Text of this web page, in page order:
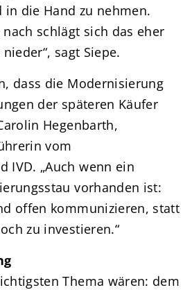
in die Hand zu nehmen.
schlägt sich das eher
sagt Siepe.
dass die Modernisierung
der späteren Käufer
Hegenbarth,
vom
IVD. „Auch wenn ein
vorhanden ist:
offen kommunizieren, statt
zu investieren.“
Thema wären: dem